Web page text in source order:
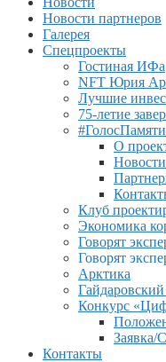
Новости партнеров
Галерея
Спецпроекты
Гостиная ИФа
NFT Юрия
Лучшие
75-летие
#ГолосПамяти
О
Новости
Клуб
Экономика
Говорят
Говорят
Арктика
Конкурс
Заявка/
Контакты